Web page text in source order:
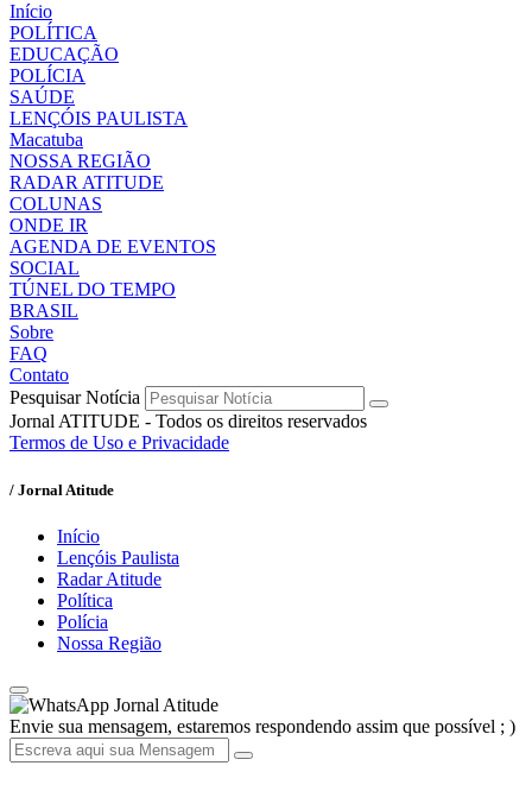
Início
POLÍTICA
EDUCAÇÃO
POLÍCIA
SAÚDE
LENÇÓIS PAULISTA
Macatuba
NOSSA REGIÃO
RADAR ATITUDE
COLUNAS
ONDE IR
AGENDA DE EVENTOS
SOCIAL
TÚNEL DO TEMPO
BRASIL
Sobre
FAQ
Contato
Pesquisar Notícia
Jornal ATITUDE - Todos os direitos reservados
Termos de Uso e Privacidade
/ Jornal Atitude
Início
Lençóis Paulista
Radar Atitude
Política
Polícia
Nossa Região
Jornal Atitude
Envie sua mensagem, estaremos respondendo assim que possível ; )